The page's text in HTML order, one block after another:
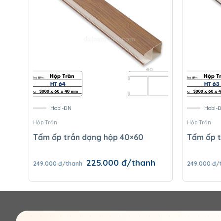
Hobi-ĐN
Hộp Trần
Tấm ốp trần dạng hộp 40×60
249.000đ/thanh Giá
gốc
249.000 đ/thanh.
225.000 đ/thanhGiá
hiện
là:
225.000 đ/thanh.
Hobi-
Hộp Trần
Tấm ốp
249.000đ/